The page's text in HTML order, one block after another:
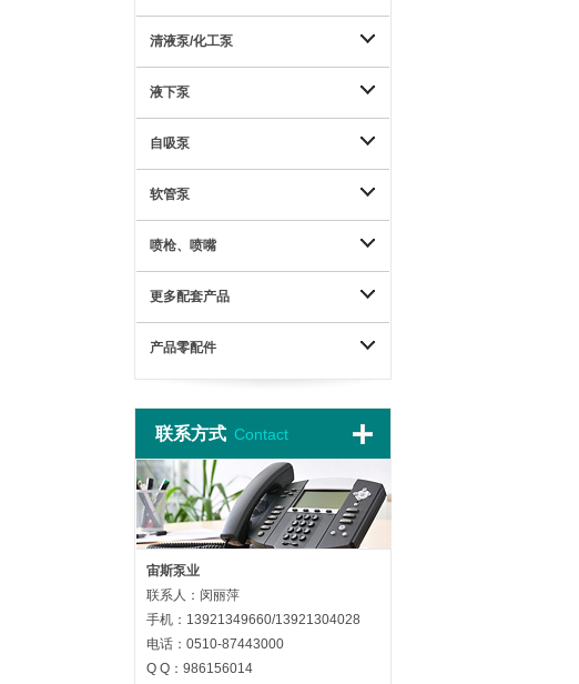
清液泵/化工泵
液下泵
自吸泵
软管泵
喷枪、喷嘴
更多配套产品
产品零配件
联系方式 Contact
宙斯泵业
联系人：闵丽萍
手机：13921349660/13921304028
电话：0510-87443000
Q Q：986156014